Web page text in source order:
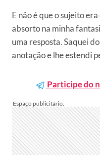
E não é que o sujeito
absorto na minha
uma resposta. Saquei
anotação e lhe estendi
Participe do